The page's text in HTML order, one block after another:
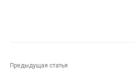
Предыдущая статья